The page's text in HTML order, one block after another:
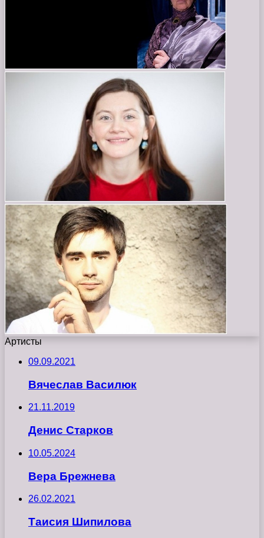
Артисты
09.09.2021
Вячеслав Василюк
21.11.2019
Денис Старков
10.05.2024
Вера Брежнева
26.02.2021
Таисия Шипилова